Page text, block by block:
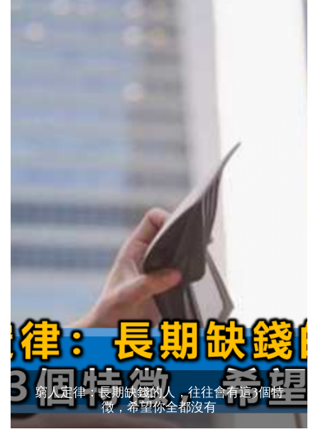
窮人定律：長期缺錢的人，往往會有這3個特
徵，希望你全都沒有